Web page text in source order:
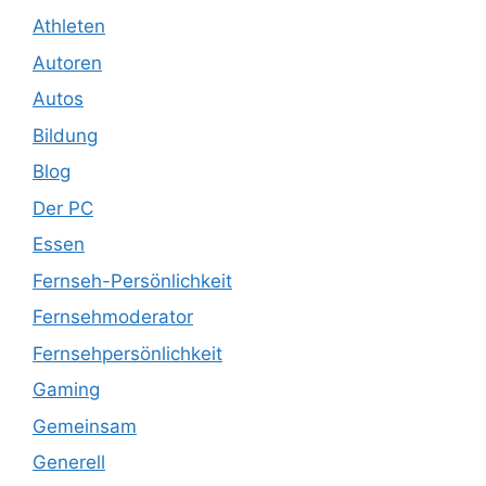
Athleten
Autoren
Autos
Bildung
Blog
Der PC
Essen
Fernseh-Persönlichkeit
Fernsehmoderator
Fernsehpersönlichkeit
Gaming
Gemeinsam
Generell